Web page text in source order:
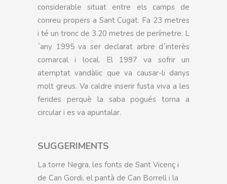
considerable situat entre els camps de
conreu propers a Sant Cugat. Fa 23 metres
i té un tronc de 3.20 metres de perímetre. L
´any 1995 va ser declarat arbre d´interès
comarcal i local. El 1997 va sofrir un
atemptat vandàlic que va causar-li danys
molt greus. Va caldre inserir fusta viva a les
ferides perquè la saba pogués torna a
circular i es va apuntalar.
SUGGERIMENTS
La torre Negra, les fonts de Sant Vicenç i
de Can Gordi, el pantà de Can Borrell i la